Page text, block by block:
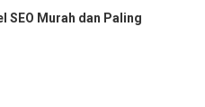
SEO Murah dan Paling